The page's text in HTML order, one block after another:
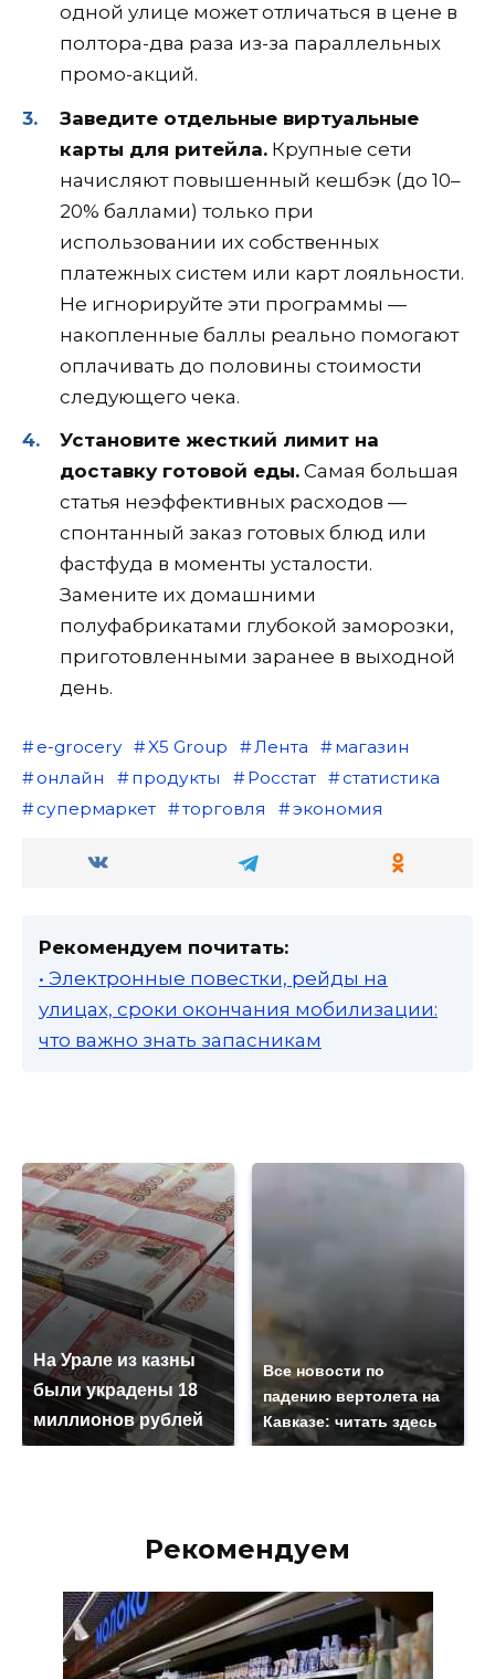
одной улице может отличаться в цене в
полтора-два раза из-за параллельных
промо-акций.
Заведите отдельные виртуальные
карты для ритейла. Крупные сети
начисляют повышенный кешбэк (до 10–
20% баллами) только при
использовании их собственных
платежных систем или карт лояльности.
Не игнорируйте эти программы —
накопленные баллы реально помогают
оплачивать до половины стоимости
следующего чека.
Установите жесткий лимит на
доставку готовой еды. Самая большая
статья неэффективных расходов —
спонтанный заказ готовых блюд или
фастфуда в моменты усталости.
Замените их домашними
полуфабрикатами глубокой заморозки,
приготовленными заранее в выходной
день.
e-grocery X5 Group Лента
магазин
онлайн
продукты Росстат
статистика
супермаркет
торговля экономия
Рекомендуем почитать:
• Электронные повестки, рейды на
улицах, сроки окончания мобилизации:
что важно знать запасникам
На Урале из казны
были украдены 18
миллионов рублей
Все новости по
падению вертолета на
Кавказе: читать здесь
Рекомендуем